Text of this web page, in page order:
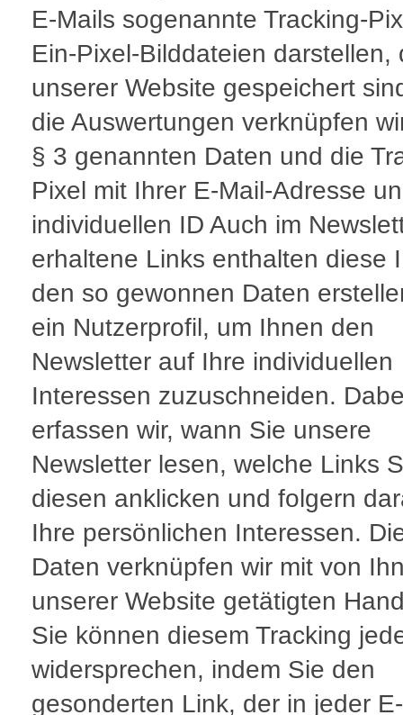
E-Mails sogenannte Tracking-
Ein-Pixel-Bilddateien darstellen,
unserer Website gespeichert
die Auswertungen verknüpfen
§ 3 genannten Daten und die
Pixel mit Ihrer E-Mail-Adresse
individuellen ID Auch im
erhaltene Links enthalten diese
den so gewonnen Daten
ein Nutzerprofil, um Ihnen den
Newsletter auf Ihre individuellen
Interessen zuzuschneiden.
erfassen wir, wann Sie unsere
Newsletter lesen, welche Links
diesen anklicken und folgern
Ihre persönlichen Interessen.
Daten verknüpfen wir mit von
unserer Website getätigten
Sie können diesem Tracking
widersprechen, indem Sie den
gesonderten Link, der in jeder